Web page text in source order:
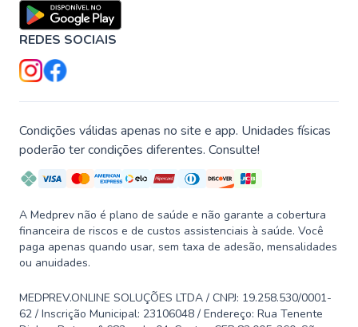
REDES SOCIAIS
Condições válidas apenas no site e app. Unidades físicas
poderão ter condições diferentes. Consulte!
A Medprev não é plano de saúde e não garante a cobertura
financeira de riscos e de custos assistenciais à saúde. Você
paga apenas quando usar, sem taxa de adesão, mensalidades
ou anuidades.
MEDPREV.ONLINE SOLUÇÕES LTDA / CNPJ: 19.258.530/0001-
62 / Inscrição Municipal: 23106048 / Endereço: Rua Tenente